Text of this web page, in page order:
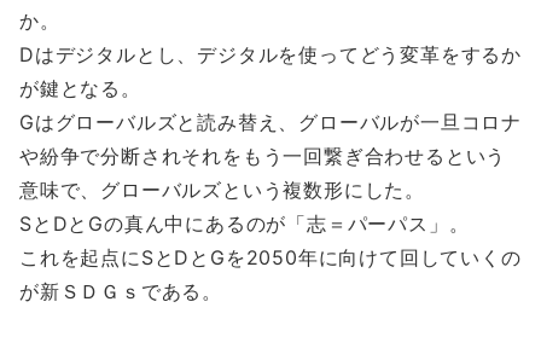
か。
Dはデジタルとし、デジタルを使ってどう変革をするか
が鍵となる。
Gはグローバルズと読み替え、グローバルが一旦コロナ
や紛争で分断されそれをもう一回繋ぎ合わせるという
意味で、グローバルズという複数形にした。
SとDとGの真ん中にあるのが「志＝パーパス」。
これを起点にSとDとGを2050年に向けて回していくの
が新ＳＤＧｓである。